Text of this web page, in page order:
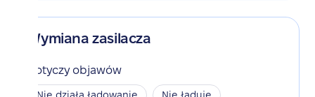
Wymiana zasilacza
Dotyczy objawów